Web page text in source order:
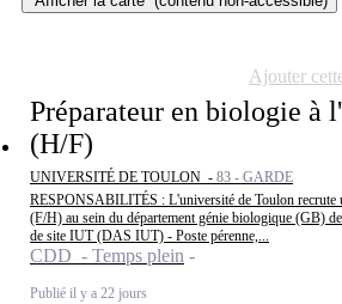
Préparateur en biologie à
(H/F)
UNIVERSITÉ DE TOULON - 83 - GARDE
RESPONSABILITÉS : L'université de Toulon recrute
(F/H) au sein du département génie biologique (GB)
de site IUT (DAS IUT) - Poste pérenne,...
CDD - Temps plein
Publié il y a 22 jours
Ajouter